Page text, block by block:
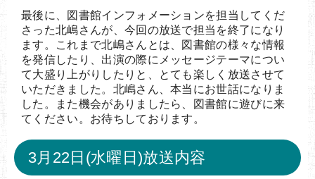
最後に、図書館インフォメーションを担当してくだ
さった北嶋さんが、今回の放送で担当を終了になり
ます。これまで北嶋さんとは、図書館の様々な情報
を発信したり、出演の際にメッセージテーマについ
て大盛り上がりしたりと、とても楽しく放送させて
いただきました。北嶋さん、本当にお世話になりま
した。また機会がありましたら、図書館に遊びに来
てください。お待ちしております。
3月22日(水曜日)放送内容